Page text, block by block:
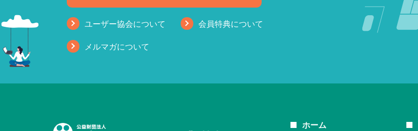
ユーザー協会について 会員特典について
メルマガについて
ホーム